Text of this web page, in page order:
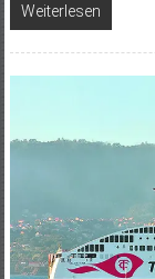
Weiterlesen